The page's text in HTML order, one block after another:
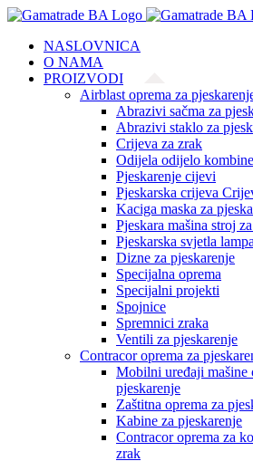
Skip
contentNASLOVNICA
O NAMA
PROIZVODI
Airblast oprema za
Abrazivi sačma za
Abrazivi staklo za
Crijeva za zrak
Odijela odijelo
Pjeskarenje cijevi
Pjeskarska crijeva
Kaciga maska za
Pjeskara mašina stroj
Pjeskarska svjetla
Dizne za pjeskarenje
Specijalna oprema
Specijalni projekti
Spojnice
Spremnici zraka
Ventili za pjeskarenje
Contracor oprema za
Mobilni uređaji mašine
pjeskarenje
Zaštitna oprema za
Kabine za pjeskarenje
Contracor oprema za
zrak